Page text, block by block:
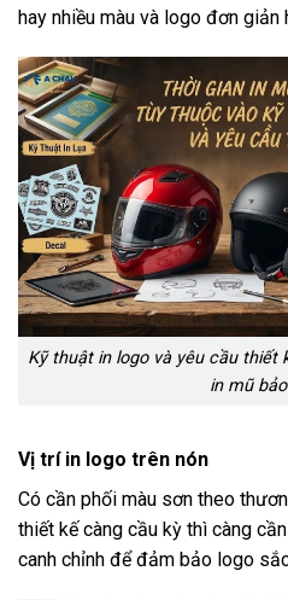
hay nhiều màu và logo đơn
Kỹ thuật in logo và yêu cầu thiết
in mũ
Vị trí in logo trên nón
Có cần phối màu sơn theo
thiết kế càng cầu kỳ thì càng
canh chỉnh để đảm bảo logo